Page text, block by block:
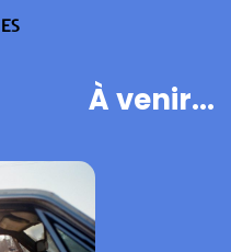
ES
À venir...